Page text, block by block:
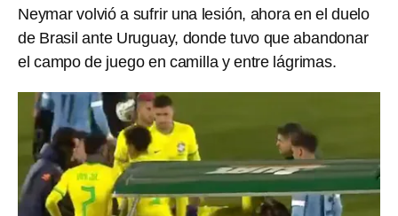
Neymar volvió a sufrir una lesión, ahora en el duelo
de Brasil ante Uruguay, donde tuvo que abandonar
el campo de juego en camilla y entre lágrimas.